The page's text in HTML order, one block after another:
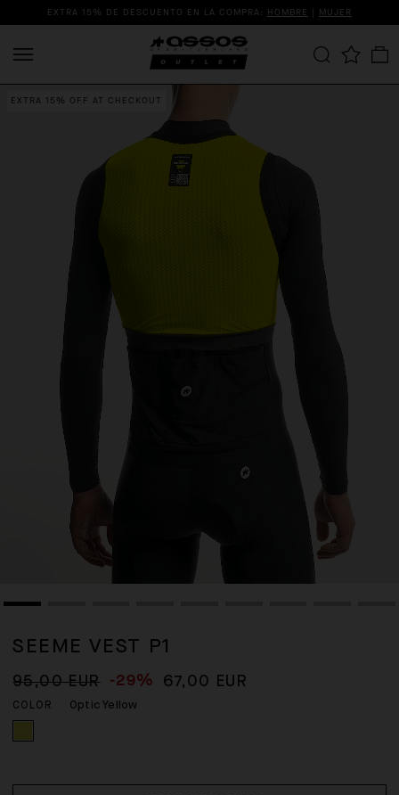
EXTRA 15% DE DESCUENTO EN LA COMPRA: HOMBRE | MUJER
EXTRA 15% OFF AT CHECKOUT
SEEME VEST P1
95,00 EUR -29% 67,00 EUR
COLOR Optic Yellow